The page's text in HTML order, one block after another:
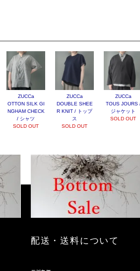
ZUCCa
OTTON SILK GI
NGHAM CHECK
/ シャツ
SOLD OUT
ZUCCa
DOUBLE SHEE
R KNIT / トップ
ス
SOLD OUT
ZUCCa
TOUS JOURS
ジャケット
SOLD OUT
配送・送料について